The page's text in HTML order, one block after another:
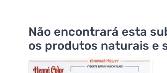
Não encontrará esta
os produtos naturais e